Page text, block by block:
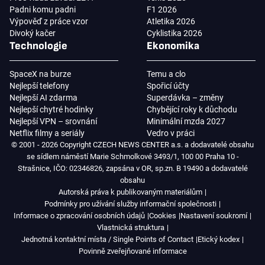
Padni komu padni
Výpověď z práce vzor
Divoký kačer
F1 2026
Atletika 2026
Cyklistika 2026
Technologie
SpaceX na burze
Nejlepší telefony
Nejlepší AI zdarma
Nejlepší chytré hodinky
Nejlepší VPN – srovnání
Netflix filmy a seriály
Ekonomika
Temu a clo
Spořicí účty
Superdávka – změny
Chybějící roky k důchodu
Minimální mzda 2027
Vedro v práci
© 2001 - 2026 Copyright CZECH NEWS CENTER a.s. a dodavatelé obsahu
se sídlem náměstí Marie Schmolkové 3493/1, 100 00 Praha 10 -
Strašnice, IČO: 02346826, zapsána v OR, sp.zn. B 19490 a dodavatelé
obsahu
Autorská práva k publikovaným materiálům
Podmínky pro užívání služby informační společnosti
Informace o zpracování osobních údajů Cookies Nastavení soukromí
Vlastnická struktura
Jednotná kontaktní místa / Single Points of Contact Etický kodex
Povinně zveřejňované informace